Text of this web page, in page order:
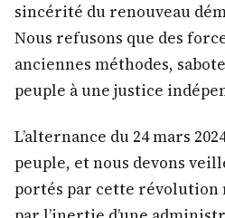
sincérité du renouveau
Nous refusons que des
anciennes méthodes,
peuple à une justice
L’alternance du 24 mars
peuple, et nous devons
portés par cette révolution